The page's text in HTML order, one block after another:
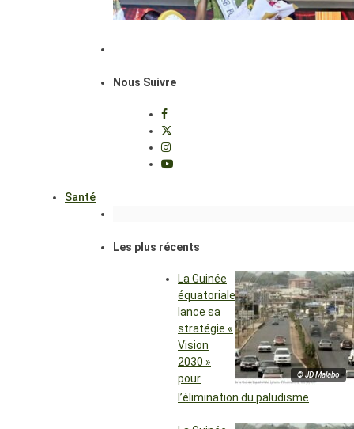
Nous Suivre
Santé
Les plus récents
© JD Malabo
La Guinée
équatoriale
lance sa
stratégie «
Vision
2030 »
pour
l’élimination du paludisme